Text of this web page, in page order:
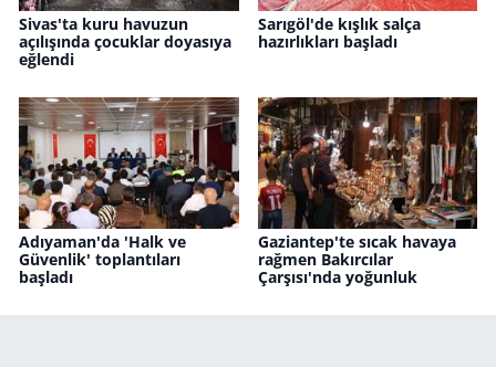
Sivas'ta kuru havuzun
açılışında çocuklar doyasıya
eğlendi
Sarıgöl'de kışlık salça
hazırlıkları başladı
Adıyaman'da 'Halk ve
Güvenlik' toplantıları
başladı
Gaziantep'te sıcak havaya
rağmen Bakırcılar
Çarşısı'nda yoğunluk